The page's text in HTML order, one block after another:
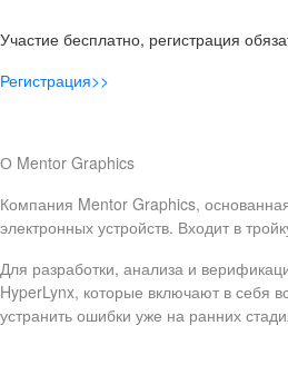
Участие бесплатно, регистрация
Регистрация>>
О Mentor Graphics
Компания Mentor Graphics,
электронных устройств. Входит в
Для разработки, анализа и
HyperLynx, которые включают в себя
устранить ошибки уже на ранних